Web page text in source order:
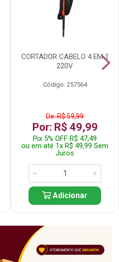
CORTADOR CABELO 4 EM 1
220V
Código: 257564
De: R$ 59,99
Por: R$ 49,99
Pix 5% OFF R$ 47,49
ou em até 1x R$ 49,99 Sem
Juros
Adicionar